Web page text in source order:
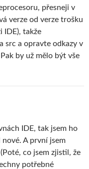
přesneji v
verze od verze trošku
IDE), takže
src a opravte odkazy v
by už mělo být vše
IDE, tak jsem ho
A první jsem
co jsem zjistil, že
potřebné